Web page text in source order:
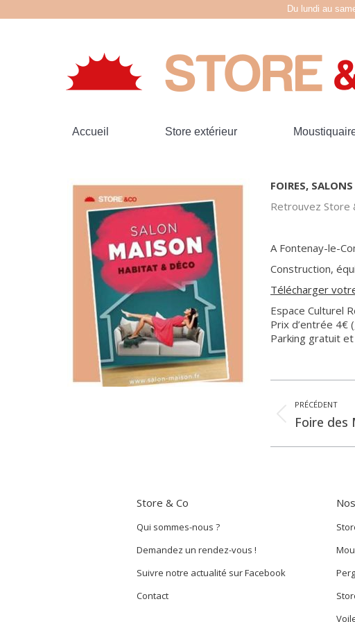
Du lundi au
Accueil Store extérieur
FOIRES,
Retrouvez Store
A Fontenay-le-
Construction,
Télécharger
Espace Culturel
Prix d’entrée 4€
Parking gratuit
Navigation
PRÉCÉDENT
Article
:
Foire des
Store & Co
Qui sommes-nous ?
Demandez un rendez-vous !
Suivre notre actualité sur Facebook
Contact